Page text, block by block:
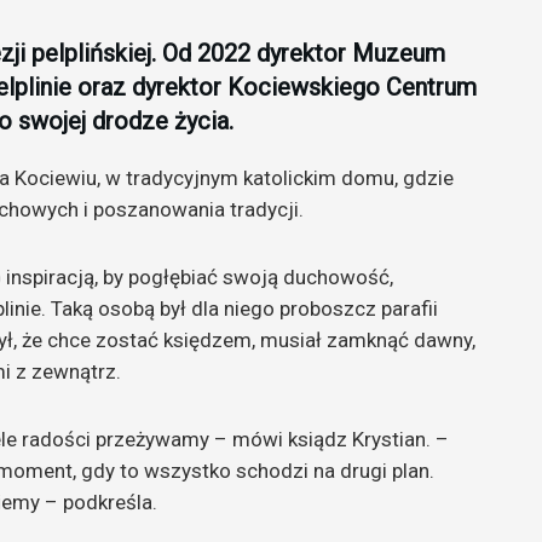
pelplińskiej. Od 2022 dyrektor Muzeum
oraz dyrektor Kociewskiego Centrum
swojej drodze życia.
Kociewiu, w tradycyjnym katolickim domu, gdzie
i poszanowania tradycji.
by pogłębiać swoją duchowość,
Taką osobą był dla niego proboszcz parafii
że chce zostać księdzem, musiał zamknąć dawny,
z zewnątrz.
radości przeżywamy – mówi ksiądz Krystian. –
gdy to wszystko schodzi na drugi plan.
– podkreśla.